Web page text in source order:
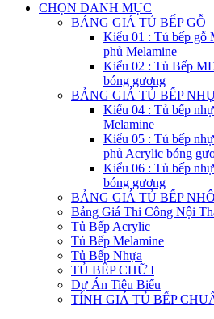
CHỌN DANH MỤC
BẢNG GIÁ TỦ BẾP GỖ
Kiểu 01 : Tủ bếp gỗ
phủ Melamine
Kiểu 02 : Tủ Bếp
bóng gương
BẢNG GIÁ TỦ BẾP
Kiểu 04 : Tủ bếp
Melamine
Kiểu 05 : Tủ bếp
phủ Acrylic bóng
Kiểu 06 : Tủ bếp
bóng gương
BẢNG GIÁ TỦ BẾP
Bảng Giá Thi Công Nội
Tủ Bếp Acrylic
Tủ Bếp Melamine
Tủ Bếp Nhựa
TỦ BẾP CHỮ I
Dự Án Tiêu Biểu
TÍNH GIÁ TỦ BẾP